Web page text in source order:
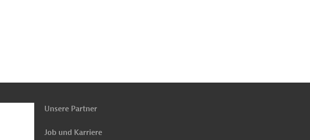
oben
Unsere Partner
Job und Karriere